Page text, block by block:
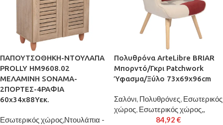
ΠΑΠΟΥΤΣΟΘΗΚΗ-ΝΤΟΥΛΑΠΑ
PROLLY HM9608.02
ΜΕΛΑΜΙΝΗ SONAMA-
2ΠΟΡΤΕΣ-4ΡΑΦΙΑ
60x34x88Υεκ.
Εσωτερικός χώρος,Ντουλάπια -
Πολυθρόνα ArteLibre BRIAR
Μπορντό/Γκρι Patchwork
Ύφασμα/Ξύλο 73x69x96cm
Σαλόνι, Πολυθρόνες, Εσωτερικός
χώρος, Εσωτερικός χώρος,,
84,92 €